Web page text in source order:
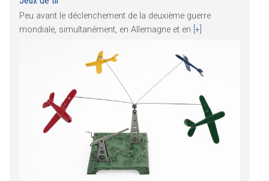
Peu avant le déclenchement de la deuxième guerre
mondiale, simultanément, en Allemagne et en [+]